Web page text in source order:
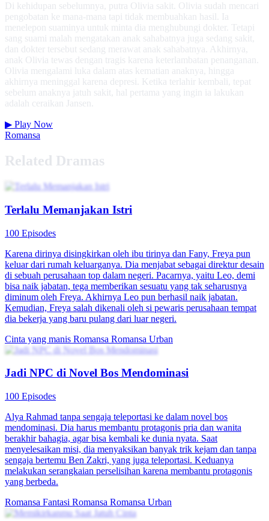
Di kehidupan sebelumnya, putra Olivia sakit. Olivia sudah mencari
pengobatan ke mana-mana tapi tidak membuahkan hasil. Ia
menelepon suaminya untuk minta dia menghubungi dokter. Tetapi
sang suami malah mengatakan anak sahabatnya juga sedang sakit,
dan dokter tersebut sedang merawat anak sahabatnya. Akhirnya,
anak Olivia tewas dengan tragis karena keterlambatan penanganan.
Olivia mengalami luka dalam atas kematian anaknya, hingga
akhirnya meninggal karena depresi. Ketika terlahir kembali, tepat
sebelum anaknya jatuh sakit, hal pertama yang ingin ia lakukan
adalah ceraikan Jansen.
▶ Play Now
Romansa
Related Dramas
Terlalu Memanjakan Istri
100 Episodes
Karena dirinya disingkirkan oleh ibu tirinya dan Fany, Freya pun
keluar dari rumah keluarganya. Dia menjabat sebagai direktur desain
di sebuah perusahaan top dalam negeri. Pacarnya, yaitu Leo, demi
bisa naik jabatan, tega memberikan sesuatu yang tak seharusnya
diminum oleh Freya. Akhirnya Leo pun berhasil naik jabatan.
Kemudian, Freya salah dikenali oleh si pewaris perusahaan tempat
dia bekerja yang baru pulang dari luar negeri.
Cinta yang manis Romansa Romansa Urban
Jadi NPC di Novel Bos Mendominasi
100 Episodes
Alya Rahmad tanpa sengaja teleportasi ke dalam novel bos
mendominasi. Dia harus membantu protagonis pria dan wanita
berakhir bahagia, agar bisa kembali ke dunia nyata. Saat
menyelesaikan misi, dia menyaksikan banyak trik kejam dan tanpa
sengaja bertemu Ben Zakri, yang juga teleportasi. Keduanya
melakukan serangkaian perselisihan karena membantu protagonis
yang berbeda.
Romansa Fantasi Romansa Romansa Urban